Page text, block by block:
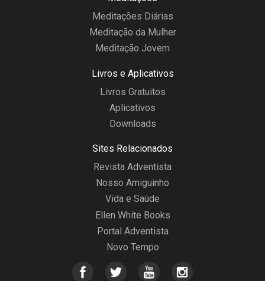
Meditações Diárias
Meditação da Mulher
Meditação Jovem
Livros e Aplicativos
Livros Gratuitos
Aplicativos
Downloads
Sites Relacionados
Revista Adventista
Nosso Amiguinho
Vida e Saúde
Ellen White Books
Portal Adventista
Novo Tempo